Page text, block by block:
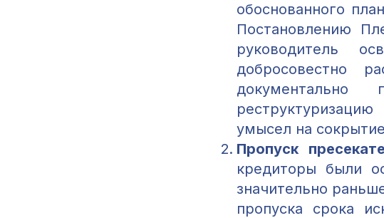
обоснованного
Постановлению
руководитель
добросовестно
документально
умысел на
Пропуск
кредиторы были
значительно
пропуска срока